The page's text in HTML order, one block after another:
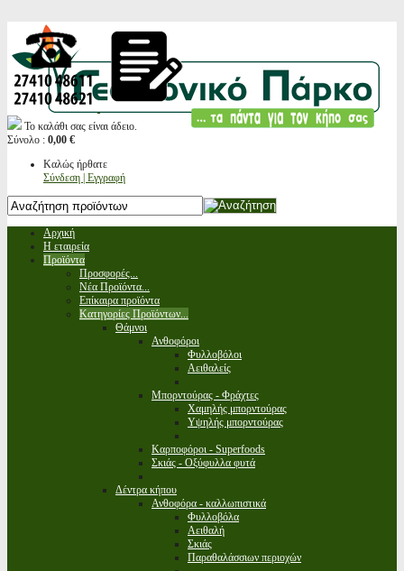
Το καλάθι σας είναι άδειο.
Σύνολο : 0,00 €
Καλώς ήρθατε
Σύνδεση | Εγγραφή
Αρχική
Η εταιρεία
Προϊόντα
Προσφορές...
Νέα Προϊόντα...
Επίκαιρα προϊόντα
Κατηγορίες Προϊόντων...
Θάμνοι
Ανθοφόροι
Φυλλοβόλοι
Αειθαλείς
Μπορντούρας - Φράχτες
Χαμηλής μπορντούρας
Υψηλής μπορντούρας
Καρποφόροι - Superfoods
Σκιάς - Οξύφυλλα φυτά
Δέντρα κήπου
Ανθοφόρα - καλλωπιστικά
Φυλλοβόλα
Αειθαλή
Σκιάς
Παραθαλάσσιων περιοχών